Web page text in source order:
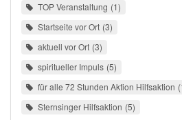
TOP Veranstaltung 1
Startseite vor Ort 3
aktuell vor Ort 3
spiritueller Impuls 5
für alle 72 Stunden Aktion Hilfsaktion
Sternsinger Hilfsaktion 5